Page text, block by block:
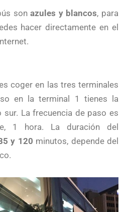
sonazules y blancos, para
hacer directamente en el
coger en las tres terminales
en la terminal 1 tienes la
La frecuencia de paso es
1 hora. La duración del
y 120 minutos, depende del